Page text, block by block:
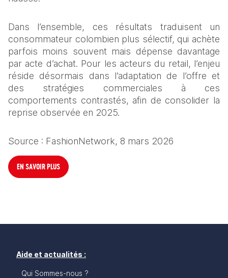
Dans l’ensemble, ces résultats traduisent un
consommateur colombien plus sélectif, qui achète
parfois moins souvent mais dépense davantage
par acte d’achat. Pour les acteurs du retail, l’enjeu
réside désormais dans l’adaptation de l’offre et
des stratégies commerciales à ces
comportements contrastés, afin de consolider la
reprise observée en 2025.
Source : FashionNetwork, 8 mars 2026
EN SAVOIR PLUS
Aide et actualités :
Qui Sommes-nous ?